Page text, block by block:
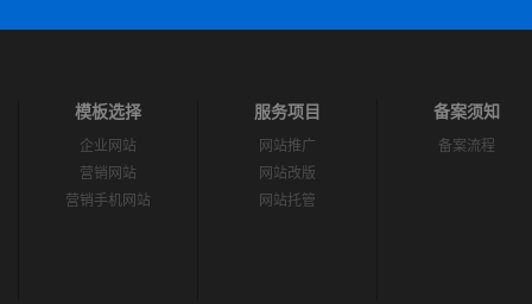
模板选择
企业网站
营销网站
营销手机网站
服务项目
网站推广
网站改版
网站托管
备案须知
备案流程